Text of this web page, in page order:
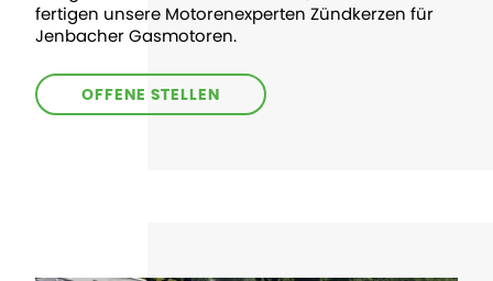
fertigen unsere Motorenexperten Zündkerzen für
Jenbacher Gasmotoren.
OFFENE STELLEN